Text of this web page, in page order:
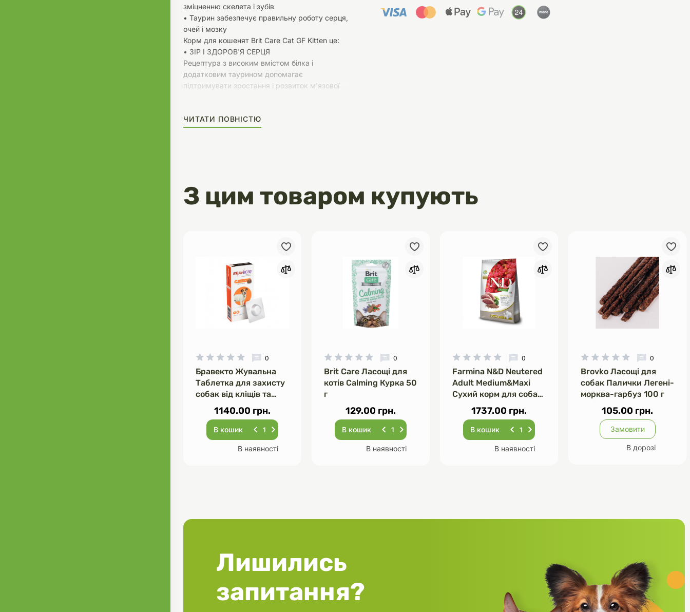
зміцненню скелета і зубів
• Таурин забезпечує правильну роботу серця,
очей і мозку
Корм для кошенят Brit Care Cat GF Kitten це:
• ЗІР І ЗДОРОВ'Я СЕРЦЯ
Рецептура з високим вмістом білка і
додатковим таурином допомагає
підтримувати зростання і розвиток м'язової
ігор. Оптимальне поєднання вітамінів і
органічних мікроелементів підтримує
незамінних амінокислот для повноцінної годівлі
вагітних і годуючих котів
ЧИТАТИ ПОВНІСТЮ
З цим товаром купують
0
Бравекто Жувальна
Таблетка для захисту
собак від кліщів та
бліх 4,5-10 кг 250 мг
1140.00 грн.
В кошик
В наявності
0
Brit Care Ласощі для
котів Calming Курка 50
г
129.00 грн.
В кошик
В наявності
0
Farmina N&D Neutered
Adult Medium&Maxi
Сухий корм для собак
Качка кіноа броколі та
спаржа 2,5 кг
1737.00 грн.
В кошик
В наявності
0
Brovko Ласощі для
собак Палички Легені-
морква-гарбуз 100 г
105.00 грн.
Замовити
В дорозі
Лишились
запитання?